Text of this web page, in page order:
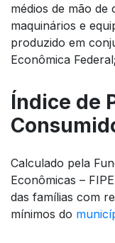
médios de mão de
maquinários e
produzido em
Econômica Federal;
Índice de
Calculado pela
Econômicas –
das famílias com
mínimos do